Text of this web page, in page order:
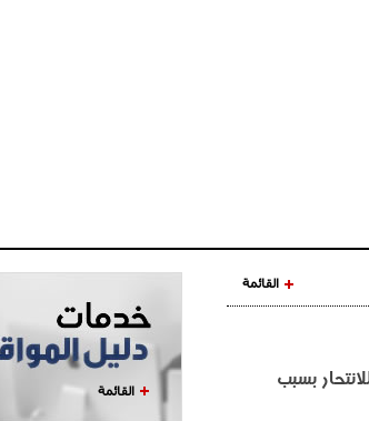
القائمة
بسبب
القائمة